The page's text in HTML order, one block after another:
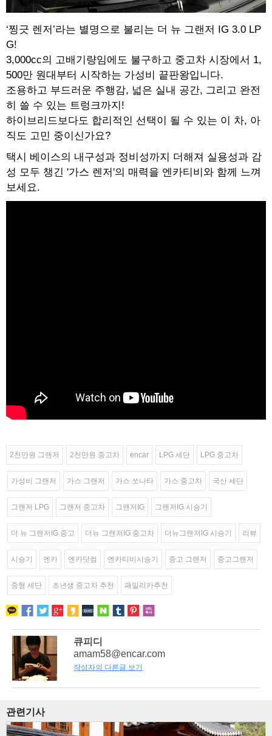
‘찡긋 렌저’라는 별명으로 불리는 더 뉴 그랜저 IG 3.0 LP
G!
3,000cc의 고배기량임에도 불구하고 중고차 시장에서 1,
500만 원대부터 시작하는 가성비 끝판왕입니다.
조용하고 부드러운 주행감, 넓은 실내 공간, 그리고 완전
히 쓸 수 있는 트렁크까지!
하이브리드보다도 합리적인 선택이 될 수 있는 이 차, 아
직도 고민 중이신가요?
택시 베이스의 내구성과 정비성까지 더해져 실용성과 감
성 모두 챙긴 '가스 렌저'의 매력을 엔카티비와 함께 느껴
보세요.
2천만원 그랜저 2천만원 중고차 encar LPG 세단 LPG 중고차
가성비 그랜저 가스 그랜저 가스 쏘나타 가스 중고차 국산 세단
그랜저 LPG 그랜저 중고차 그랜저IG 그랜저IG 시승기
더 뉴 그랜저IG 중고 더뉴 그랜저IG 중고차 더뉴그랜저IG 시승기 리뷰
시승기 엔카 엔카닷컴 엔카티비시승기 중고 그랜저 중고그랜저
중형 세단 초년생 중고차 추천 패밀리카추천
큐피디
amam58@encar.com
작성자의 다른글 보기
관련기사